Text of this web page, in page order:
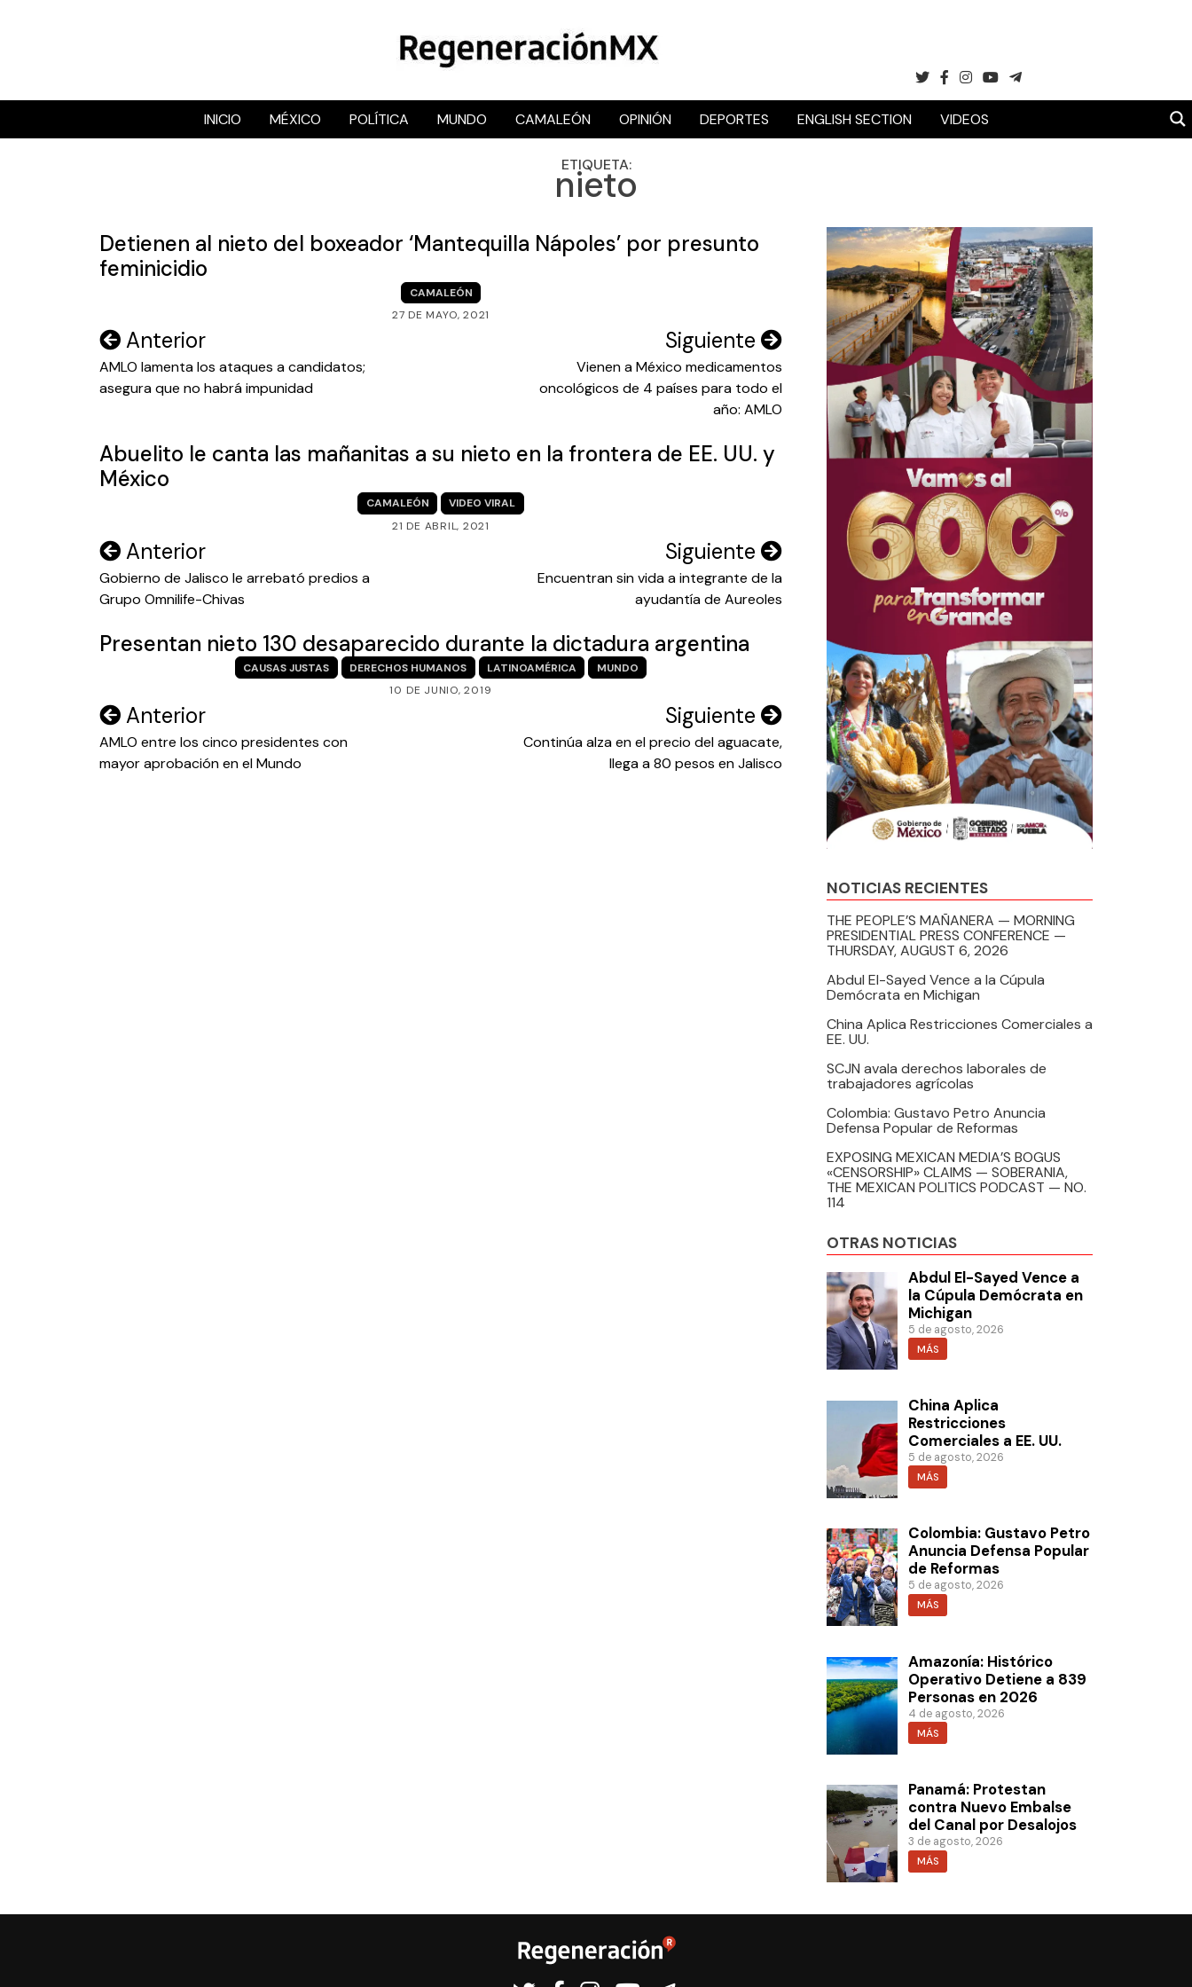
RegeneraciónMX
Sitio de noticias libre e independiente
INICIO MÉXICO POLÍTICA MUNDO CAMALEÓN OPINIÓN DEPORTES ENGLISH SECTION VIDEOS
ETIQUETA:
nieto
Detienen al nieto del boxeador ‘Mantequilla Nápoles’ por presunto
feminicidio
CAMALEÓN
27 DE MAYO, 2021
Navegación
de
entradas
Anterior
AMLO lamenta los ataques a candidatos;
asegura que no habrá impunidad
Siguiente
Vienen a México medicamentos
oncológicos de 4 países para todo el
año: AMLO
Abuelito le canta las mañanitas a su nieto en la frontera de EE. UU. y
México
CAMALEÓN
VIDEO VIRAL
21 DE ABRIL, 2021
Navegación
de
entradas
Anterior
Gobierno de Jalisco le arrebató predios a
Grupo Omnilife-Chivas
Siguiente
Encuentran sin vida a integrante de la
ayudantía de Aureoles
Presentan nieto 130 desaparecido durante la dictadura argentina
CAUSAS JUSTAS DERECHOS HUMANOS LATINOAMÉRICA
MUNDO
10 DE JUNIO, 2019
Navegación
de
entradas
Anterior
AMLO entre los cinco presidentes con
mayor aprobación en el Mundo
Siguiente
Continúa alza en el precio del aguacate,
llega a 80 pesos en Jalisco
NOTICIAS RECIENTES
THE PEOPLE’S MAÑANERA — MORNING
PRESIDENTIAL PRESS CONFERENCE —
THURSDAY, AUGUST 6, 2026
Abdul El-Sayed Vence a la Cúpula
Demócrata en Michigan
China Aplica Restricciones Comerciales a
EE. UU.
SCJN avala derechos laborales de
trabajadores agrícolas
Colombia: Gustavo Petro Anuncia
Defensa Popular de Reformas
EXPOSING MEXICAN MEDIA’S BOGUS
«CENSORSHIP» CLAIMS — SOBERANIA,
THE MEXICAN POLITICS PODCAST — NO.
114
OTRAS NOTICIAS
Abdul El-Sayed Vence a
la Cúpula Demócrata en
Michigan
5 de agosto, 2026
MÁS
China Aplica
Restricciones
Comerciales a EE. UU.
5 de agosto, 2026
MÁS
Colombia: Gustavo Petro
Anuncia Defensa Popular
de Reformas
5 de agosto, 2026
MÁS
Amazonía: Histórico
Operativo Detiene a 839
Personas en 2026
4 de agosto, 2026
MÁS
Panamá: Protestan
contra Nuevo Embalse
del Canal por Desalojos
3 de agosto, 2026
MÁS